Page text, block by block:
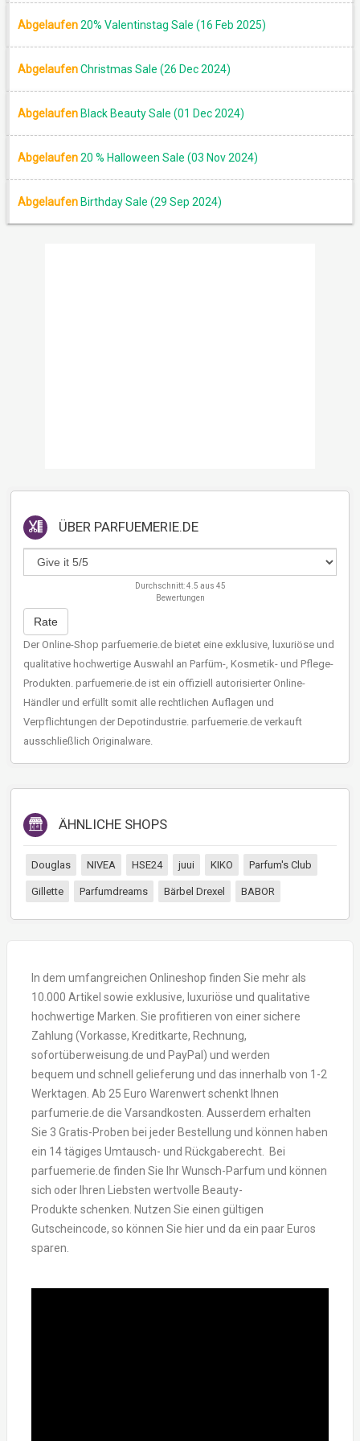
Abgelaufen20% Valentinstag Sale (16 Feb 2025)
AbgelaufenChristmas Sale (26 Dec 2024)
Abgelaufen Black Beauty Sale (01 Dec 2024)
Abgelaufen20 % Halloween Sale (03 Nov 2024)
Abgelaufen Birthday Sale (29 Sep 2024)
ÜBER PARFUEMERIE.DE
Durchschnitt:4.5 aus 45
Bewertungen
Rate
Der Online-Shop parfuemerie.de bietet eine exklusive, luxuriöse und
qualitative hochwertige Auswahl an Parfüm-, Kosmetik- und Pflege-
Produkten. parfuemerie.de ist ein offiziell autorisierter Online-
Händler und erfüllt somit alle rechtlichen Auflagen und
Verpflichtungen der Depotindustrie. parfuemerie.de verkauft
ausschließlich Originalware.
ÄHNLICHE SHOPS
Douglas NIVEA HSE24 juui KIKO Parfum's Club
Gillette Parfumdreams Bärbel Drexel BABOR
In dem umfangreichen Onlineshop finden Sie mehr als
10.000 Artikel sowie exklusive, luxuriöse und qualitative
hochwertige Marken. Sie profitieren von einer sichere
Zahlung (Vorkasse, Kreditkarte, Rechnung,
sofortüberweisung.de und PayPal) und werden
bequem und schnell gelieferung und das innerhalb von 1-2
Werktagen. Ab 25 Euro Warenwert schenkt Ihnen
parfumerie.de die Varsandkosten. Ausserdem erhalten
Sie 3 Gratis-Proben bei jeder Bestellung und können haben
ein 14 tägiges Umtausch- und Rückgaberecht. Bei
parfuemerie.de finden Sie Ihr Wunsch-Parfum und können
sich oder Ihren Liebsten wertvolle Beauty-
Produkte schenken. Nutzen Sie einen gültigen
Gutscheincode, so können Sie hier und da ein paar Euros
sparen.